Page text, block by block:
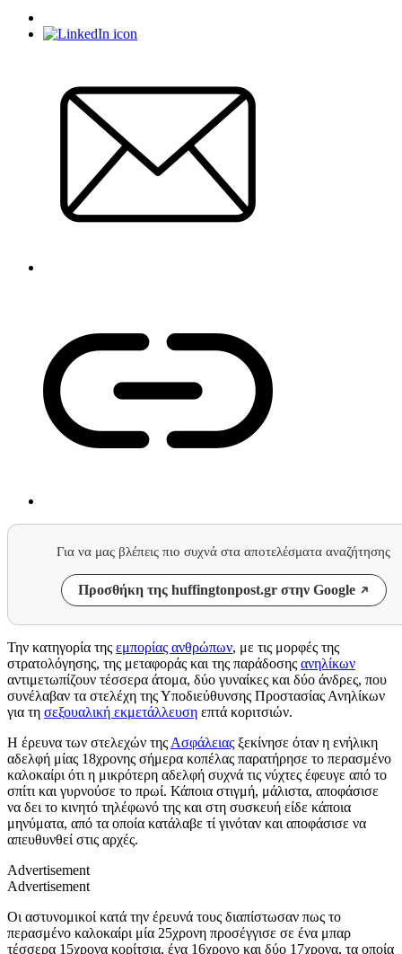
Για να μας βλέπεις πιο συχνά στα αποτελέσματα αναζήτησης
Προσθήκη της huffingtonpost.gr στην Google
Την κατηγορία της εμπορίας ανθρώπων, με τις μορφές της
στρατολόγησης, της μεταφοράς και της παράδοσης ανηλίκων
αντιμετωπίζουν τέσσερα άτομα, δύο γυναίκες και δύο άνδρες, που
συνέλαβαν τα στελέχη της Υποδιεύθυνσης Προστασίας Ανηλίκων
για τη σεξουαλική εκμετάλλευση επτά κοριτσιών.
Η έρευνα των στελεχών της Ασφάλειας ξεκίνησε όταν η ενήλικη
αδελφή μίας 18χρονης σήμερα κοπέλας παρατήρησε το περασμένο
καλοκαίρι ότι η μικρότερη αδελφή συχνά τις νύχτες έφευγε από το
σπίτι και γυρνούσε το πρωί. Κάποια στιγμή, μάλιστα, αποφάσισε
να δει το κινητό τηλέφωνό της και στη συσκευή είδε κάποια
μηνύματα, από τα οποία κατάλαβε τί γινόταν και αποφάσισε να
απευθυνθεί στις αρχές.
Advertisement
Advertisement
Οι αστυνομικοί κατά την έρευνά τους διαπίστωσαν πως το
περασμένο καλοκαίρι μία 25χρονη προσέγγισε σε ένα μπαρ
τέσσερα 15χρονα κορίτσια, ένα 16χρονο και δύο 17χρονα, τα οποία